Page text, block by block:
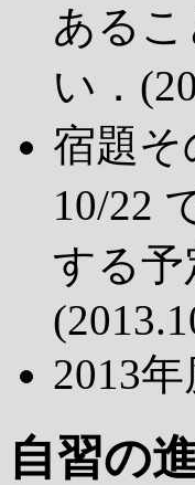
ある
い．
宿題
10/22
する
2013
自習の